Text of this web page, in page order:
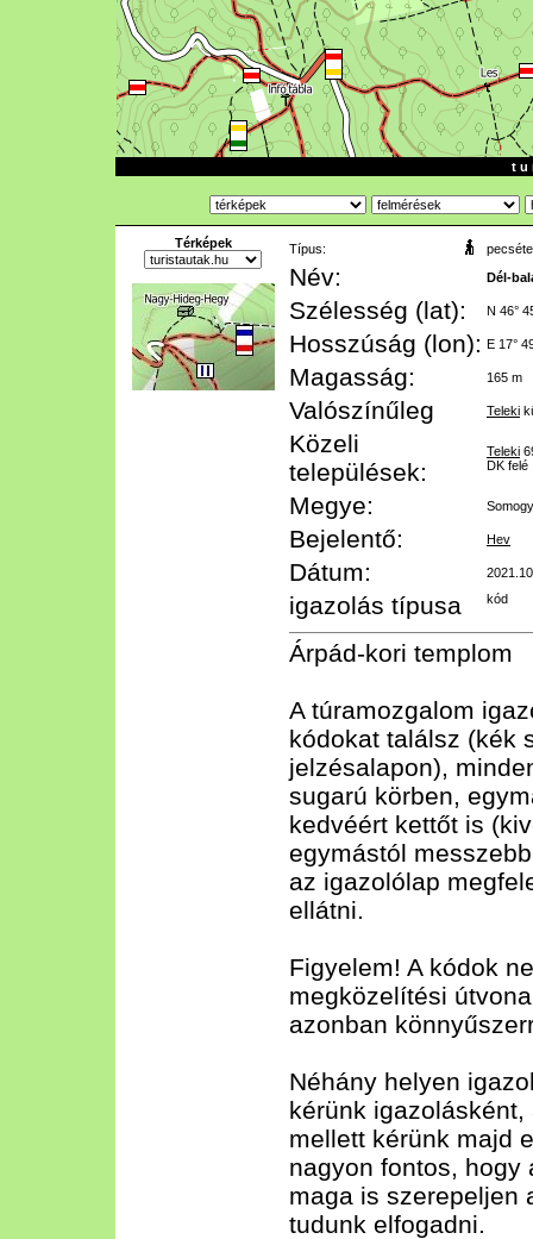
t u
Térképek Típus:
Név: Dél-
Szélesség (lat): N 46°
Hosszúság (lon): E 17°
Magasság: 165 m
Valószínűleg Teleki
Közeli
települések:
Teleki
DK felé
Megye: Somogy
Bejelentő: Hev
Dátum:
igazolás típusa kód
Árpád-kori templom
A túramozgalom
kódokat találsz (kék
jelzésalapon),
sugarú körben,
kedvéért kettőt is
egymástól
az igazolólap
ellátni.
Figyelem! A kódok
megközelítési
azonban
Néhány helyen
kérünk
mellett kérünk majd
nagyon fontos, hogy
maga is szerepeljen
tudunk elfogadni.